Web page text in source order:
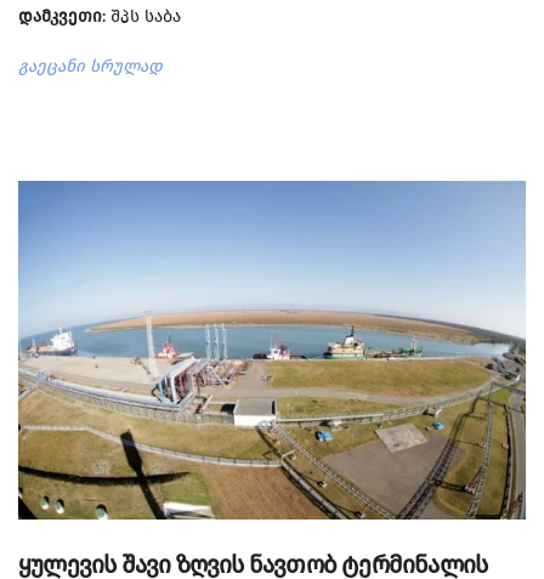
დამკვეთი: შპს საბა
გაეცანი სრულად
ყულევის შავი ზღვის ნავთობ ტერმინალის